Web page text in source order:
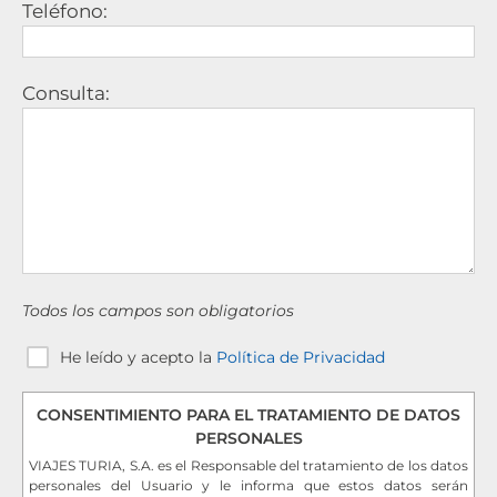
Teléfono:
Consulta:
Todos los campos son obligatorios
He leído y acepto la Política de Privacidad
CONSENTIMIENTO PARA EL TRATAMIENTO DE DATOS
PERSONALES
VIAJES TURIA, S.A. es el Responsable del tratamiento de los datos
personales del Usuario y le informa que estos datos serán